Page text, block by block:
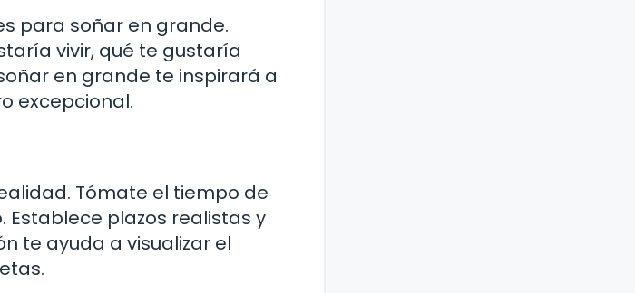
para soñar en grande.
vivir, qué te gustaría
en grande te inspirará a
excepcional.
Tómate el tiempo de
plazos realistas y
te ayuda a visualizar el